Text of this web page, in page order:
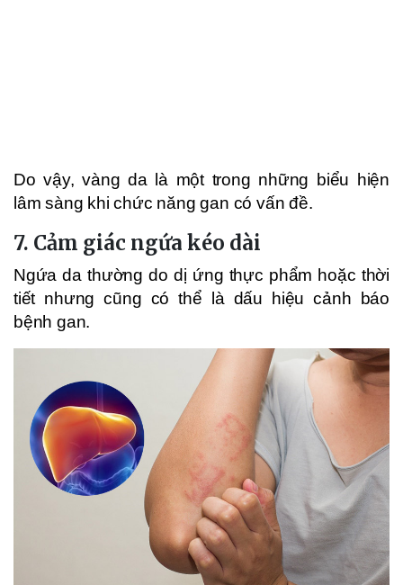
Do vậy, vàng da là một trong những biểu hiện
lâm sàng khi chức năng gan có vấn đề.
7. Cảm giác ngứa kéo dài
Ngứa da thường do dị ứng thực phẩm hoặc thời
tiết nhưng cũng có thể là dấu hiệu cảnh báo
bệnh gan.